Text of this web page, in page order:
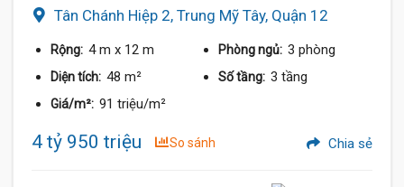
Tân Chánh Hiệp 2, Trung Mỹ Tây, Quận 12
Rộng: 4 m x 12 m Phòng ngủ: 3 phòng
Diện tích: 48 m² Số tầng: 3 tầng
Giá/m²: 91 triệu/m²
4 tỷ 950 triệu So sánh Chia sẻ